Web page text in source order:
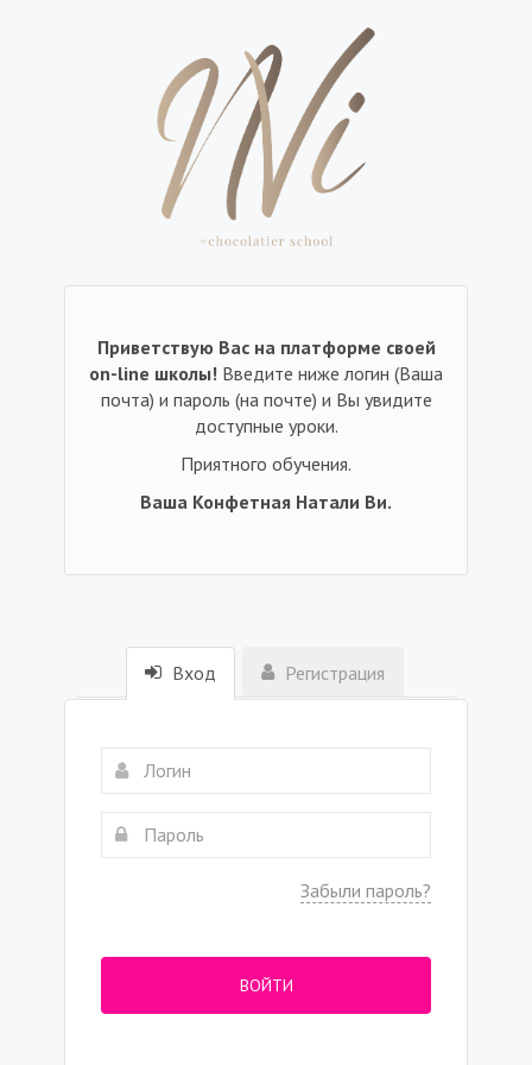
Приветствую Вас на платформе своей
on-line школы! Введите ниже логин (Ваша
почта) и пароль (на почте) и Вы увидите
доступные уроки.
Приятного обучения.
Ваша Конфетная Натали Ви.
Вход Регистрация
Забыли пароль?
ВОЙТИ